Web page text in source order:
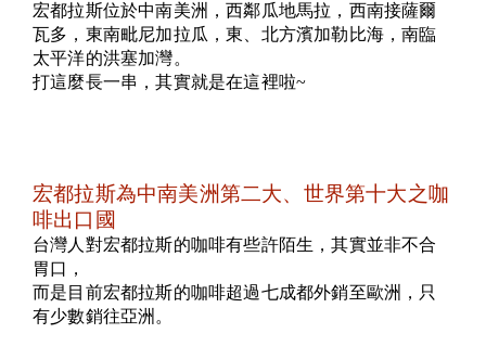
宏都拉斯位於中南美洲，西鄰瓜地馬拉，西南接薩爾
瓦多，東南毗尼加拉瓜，東、北方濱加勒比海，南臨
太平洋的洪塞加灣。
打這麼長一串，其實就是在這裡啦~
宏都拉斯為中南美洲第二大、世界第十大之咖
啡出口國
台灣人對宏都拉斯的咖啡有些許陌生，其實並非不合
胃口，
而是目前宏都拉斯的咖啡超過七成都外銷至歐洲，只
有少數銷往亞洲 。